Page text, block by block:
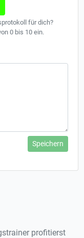
für dich?
0 bis 10 ein.
Speichern
profitierst